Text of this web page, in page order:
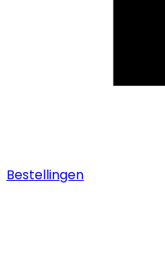
Bestellingen